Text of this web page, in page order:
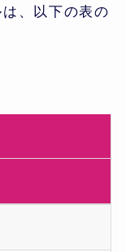
、以下の表の